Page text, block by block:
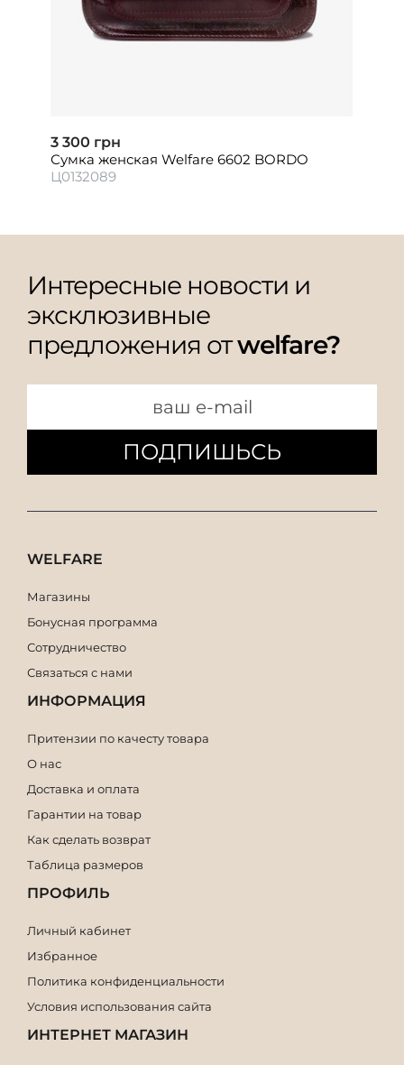
3 300 грн
Сумка женская Welfare 6602 BORDO
Ц0132089
Интересные новости и
эксклюзивные
предложения отwelfare?
ПОДПИШЬСЬ
WELFARE
Магазины
Бонусная программа
Сотрудничество
Связаться с нами
ИНФОРМАЦИЯ
Притензии по качесту товара
О нас
Доставка и оплата
Гарантии на товар
Как сделать возврат
Таблица размеров
ПРОФИЛЬ
Личный кабинет
Избранное
Политика конфиденциальности
Условия использования сайта
ИНТЕРНЕТ МАГАЗИН